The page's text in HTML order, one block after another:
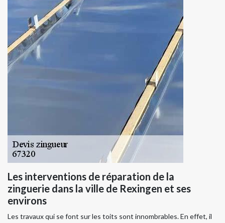
Les interventions de réparation de la
zinguerie dans la ville de Rexingen et ses
environs
Les travaux qui se font sur les toits sont innombrables. En effet, il